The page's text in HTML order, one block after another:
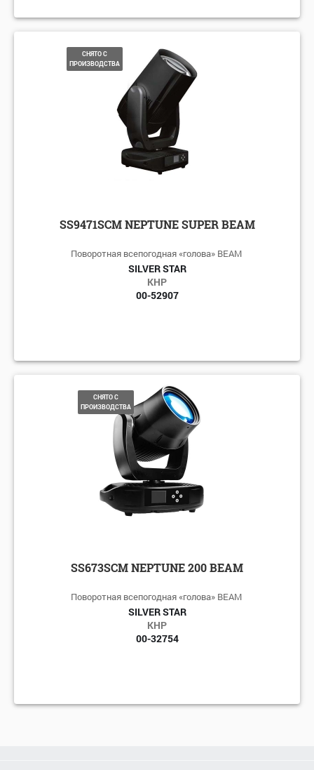
СНЯТО С
ПРОИЗВОДСТВА
SS9471SCM NEPTUNE SUPER BEAM
Поворотная всепогодная «голова» BEAM
SILVER STAR
КНР
00-52907
СНЯТО С
ПРОИЗВОДСТВА
SS673SCM NEPTUNE 200 BEAM
Поворотная всепогодная «голова» BEAM
SILVER STAR
КНР
00-32754